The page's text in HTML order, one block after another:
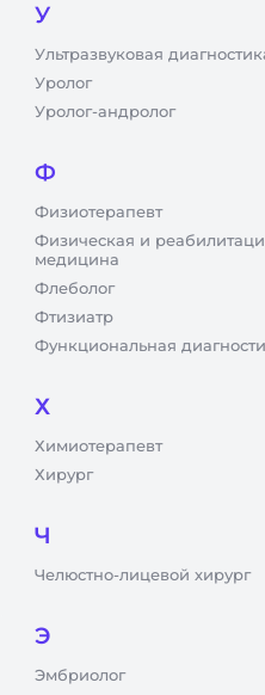
У
Ультразвуковая
Уролог
Уролог-андролог
Ф
Физиотерапевт
Физическая и
медицина
Флеболог
Фтизиатр
Функциональная
Х
Химиотерапевт
Хирург
Ч
Челюстно-лицевой хирург
Э
Эмбриолог